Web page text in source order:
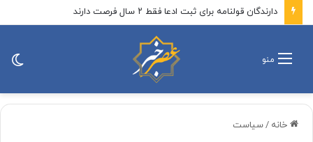
دارندگان قولنامه برای ثبت ادعا فقط ۲ سال فرصت دارند
منو
خانه /سیاست